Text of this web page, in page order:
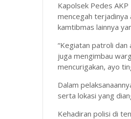
Kapolsek Pedes
mencegah terjadinya
kamtibmas lainnya
“Kegiatan patroli dan
juga mengimbau
mencurigakan, ayo
Dalam
serta lokasi yang
Kehadiran polisi di